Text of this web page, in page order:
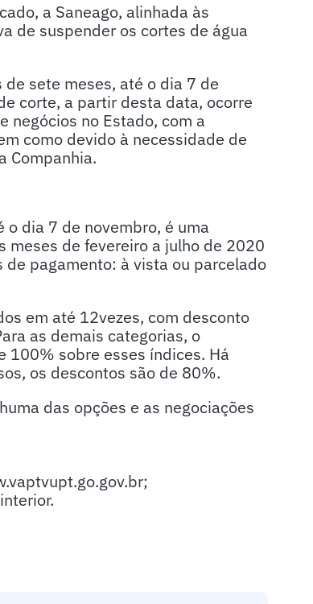
a Saneago, alinhada às
de suspender os cortes de água
sete meses, até o dia 7 de
corte, a partir desta data, ocorre
negócios no Estado, com a
como devido à necessidade de
Companhia.
dia 7 de novembro, é uma
meses de fevereiro a julho de 2020
pagamento: à vista ou parcelado
em até 12vezes, com desconto
as demais categorias, o
100% sobre esses índices. Há
os descontos são de 80%.
das opções e as negociações